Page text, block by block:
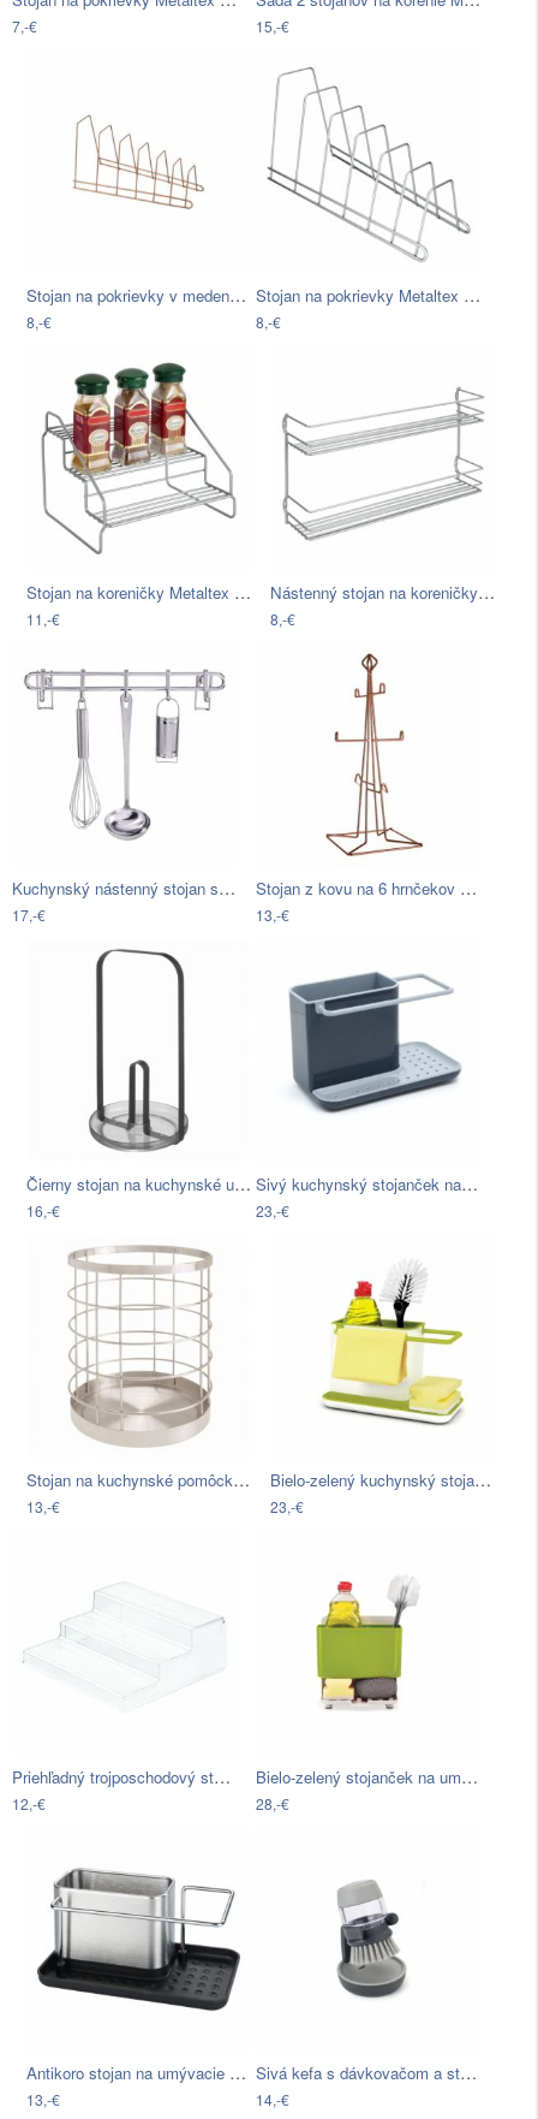
7,-€ 15,-€
Stojan na pokrievky v medenej farbe…
8,-€
Stojan na pokrievky Metaltex Cricket
8,-€
Stojan na koreničky Metaltex Stepp
11,-€
Nástenný stojan na koreničky Metaltex…
8,-€
Kuchynský nástenný stojan s 5 háčikmi…
17,-€
Stojan z kovu na 6 hrnčekov Premier…
13,-€
Čierny stojan na kuchynské utierky…
16,-€
Sivý kuchynský stojanček na umývacie…
23,-€
Stojan na kuchynské pomôcky iDesign…
13,-€
Bielo-zelený kuchynský stojan na…
23,-€
Priehľadný trojposchodový stojan do…
12,-€
Bielo-zelený stojanček na umývacie…
28,-€
Antikoro stojan na umývacie potreby…
13,-€
Sivá kefa s dávkovačom a stojanom…
14,-€